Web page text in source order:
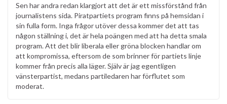
Sen har andra redan klargjort att det är ett missförstånd från
journalistens sida. Piratpartiets program finns på hemsidan i
sin fulla form. Inga frågor utöver dessa kommer det att tas
någon ställning i, det är hela poängen med att ha detta smala
program. Att det blir liberala eller gröna blocken handlar om
att kompromissa, eftersom de som brinner för partiets linje
kommer från precis alla läger. Själv är jag egentligen
vänsterpartist, medans partiledaren har förflutet som
moderat.